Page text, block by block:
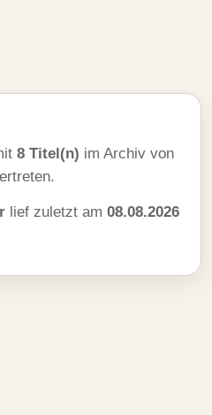
8 Titel(n) im Archiv von
lief zuletzt am 08.08.2026